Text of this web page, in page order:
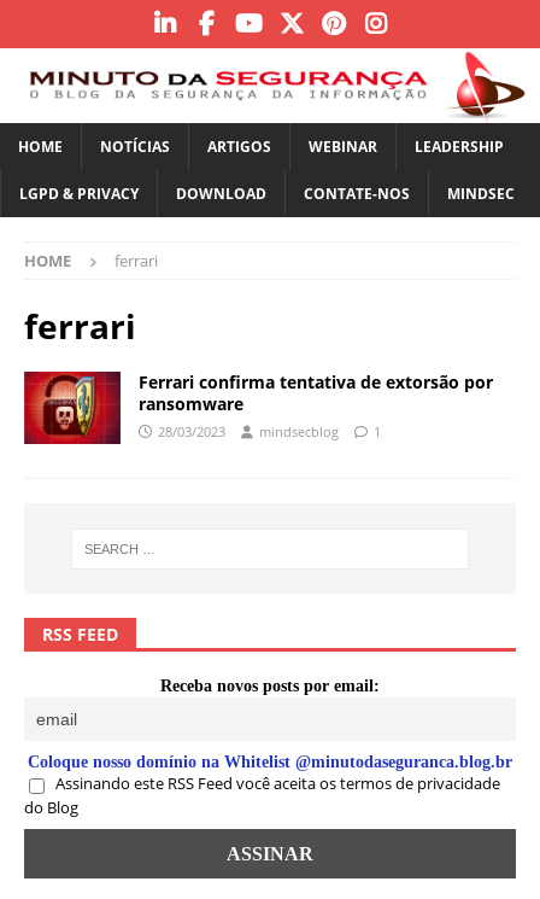
HOME NOTÍCIAS ARTIGOS WEBINAR LEADERSHIP
LGPD & PRIVACY DOWNLOAD CONTATE-NOS MINDSEC
HOME ferrari
ferrari
Ferrari confirma tentativa de extorsão por
ransomware
28/03/2023 mindsecblog 1
RSS FEED
Receba novos posts por email:
Coloque nosso domínio na Whitelist @minutodaseguranca.blog.br
Assinando este RSS Feed você aceita os termos de privacidade
do Blog